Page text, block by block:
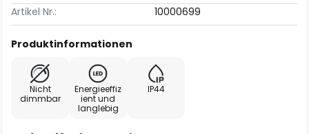
Artikel Nr.:
10000699
Produktinformationen
Nicht
dimmbar
Energieeffiz
ient und
langlebig
IP44